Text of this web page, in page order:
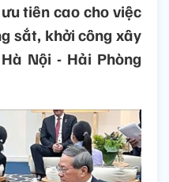
tiên cao cho việc
sắt, khởi công xây
Nội - Hải Phòng